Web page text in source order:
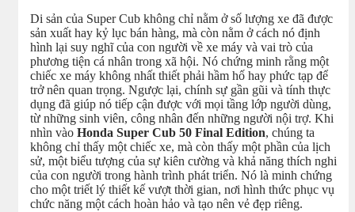
Di sản của Super Cub không chỉ nằm ở số lượng xe đã được
sản xuất hay kỷ lục bán hàng, mà còn nằm ở cách nó định
hình lại suy nghĩ của con người về xe máy và vai trò của
phương tiện cá nhân trong xã hội. Nó chứng minh rằng một
chiếc xe máy không nhất thiết phải hầm hố hay phức tạp để
trở nên quan trọng. Ngược lại, chính sự gần gũi và tính thực
dụng đã giúp nó tiếp cận được với mọi tầng lớp người dùng,
từ những sinh viên, công nhân đến những người nội trợ. Khi
nhìn vào Honda Super Cub 50 Final Edition, chúng ta
không chỉ thấy một chiếc xe, mà còn thấy một phần của lịch
sử, một biểu tượng của sự kiên cường và khả năng thích nghi
của con người trong hành trình phát triển. Nó là minh chứng
cho một triết lý thiết kế vượt thời gian, nơi hình thức phục vụ
chức năng một cách hoàn hảo và tạo nên vẻ đẹp riêng.